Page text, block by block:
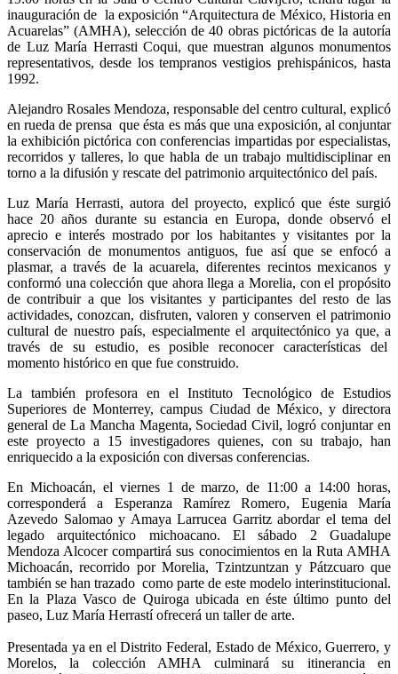
inauguración de la exposición “Arquitectura de México, Historia en
Acuarelas” (AMHA), selección de 40 obras pictóricas de la autoría
de Luz María Herrasti Coqui, que muestran algunos monumentos
representativos, desde los tempranos vestigios prehispánicos, hasta
1992.
Alejandro Rosales Mendoza, responsable del centro cultural, explicó
en rueda de prensa que ésta es más que una exposición, al conjuntar
la exhibición pictórica con conferencias impartidas por especialistas,
recorridos y talleres, lo que habla de un trabajo multidisciplinar en
torno a la difusión y rescate del patrimonio arquitectónico del país.
Luz María Herrasti, autora del proyecto, explicó que éste surgió
hace 20 años durante su estancia en Europa, donde observó el
aprecio e interés mostrado por los habitantes y visitantes por la
conservación de monumentos antiguos, fue así que se enfocó a
plasmar, a través de la acuarela, diferentes recintos mexicanos y
conformó una colección que ahora llega a Morelia, con el propósito
de contribuir a que los visitantes y participantes del resto de las
actividades, conozcan, disfruten, valoren y conserven el patrimonio
cultural de nuestro país, especialmente el arquitectónico ya que, a
través de su estudio, es posible reconocer características del
momento histórico en que fue construido.
La también profesora en el Instituto Tecnológico de Estudios
Superiores de Monterrey, campus Ciudad de México, y directora
general de La Mancha Magenta, Sociedad Civil, logró conjuntar en
este proyecto a 15 investigadores quienes, con su trabajo, han
enriquecido a la exposición con diversas conferencias.
En Michoacán, el viernes 1 de marzo, de 11:00 a 14:00 horas,
corresponderá a Esperanza Ramírez Romero, Eugenia María
Azevedo Salomao y Amaya Larrucea Garritz abordar el tema del
legado arquitectónico michoacano. El sábado 2 Guadalupe
Mendoza Alcocer compartirá sus conocimientos en la Ruta AMHA
Michoacán, recorrido por Morelia, Tzintzuntzan y Pátzcuaro que
también se han trazado como parte de este modelo interinstitucional.
En la Plaza Vasco de Quiroga ubicada en éste último punto del
paseo, Luz María Herrastí ofrecerá un taller de arte.
Presentada ya en el Distrito Federal, Estado de México, Guerrero, y
Morelos, la colección AMHA culminará su itinerancia en